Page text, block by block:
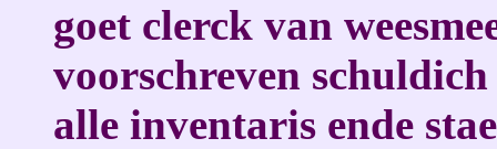
goet clerck van
voorschreven
alle inventaris ende